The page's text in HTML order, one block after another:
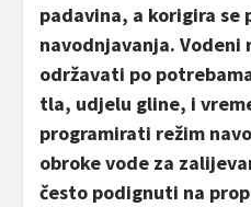
padavina, a korigira se
navodnjavanja.
održavati po
tla, udjelu gline, i
programirati režim
obroke vode za
često podignuti na